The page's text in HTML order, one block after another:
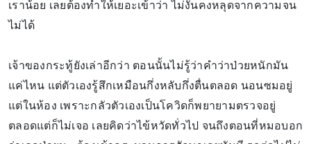
เราน้อย เลยต้องทำให้เยอะเข้าว่า ไม่งั้นคงหลุดจากความจน
ไม่ได้
เจ้าของกระทู้ยังเล่าอีกว่า ตอนนั้นไม่รู้ว่าคำว่าป่วยหนักมัน
แค่ไหน แต่ตัวเองรู้สึกเหมือนกึ่งหลับกึ่งตื่นตลอด นอนซมอยู่
แต่ในห้อง เพราะกลัวตัวเองเป็นโควิดก็พยายามตรวจอยู่
ตลอดแต่ก็ไม่เจอ เลยคิดว่าไข้หวัดทั่วไป จนถึงตอนที่หมอบอก